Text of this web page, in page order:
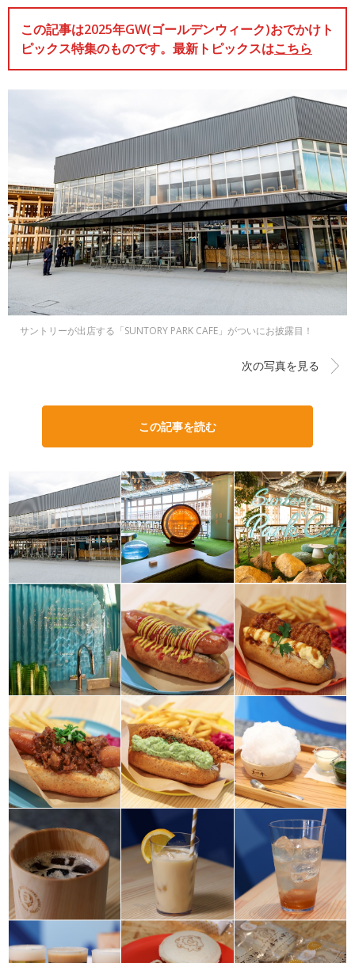
この記事は2025年GW(ゴールデンウィーク)おでかけト
ピックス特集のものです。最新トピックスはこちら
サントリーが出店する「SUNTORY PARK CAFE」がついにお披露目！
次の写真を見る
この記事を読む